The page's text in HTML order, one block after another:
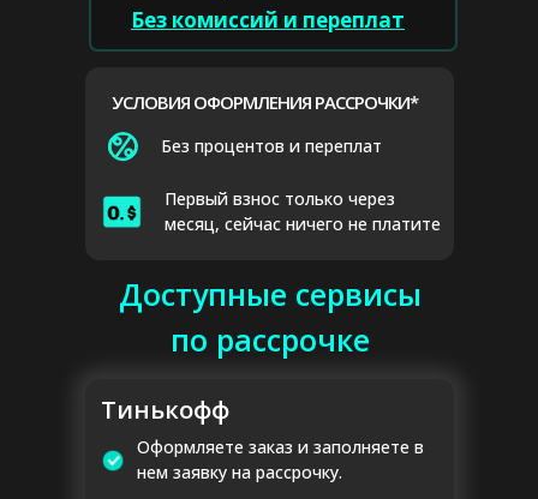
УСЛОВИЯ ОФОРМЛЕНИЯ РАССРОЧКИ*
Без процентов и переплат
Первый взнос только через
месяц, сейчас ничего не платите
Доступные сервисы
по рассрочке
Тинькофф
Оформляете заказ и заполняете в
нем заявку на рассрочку.
Без комиссий и переплат